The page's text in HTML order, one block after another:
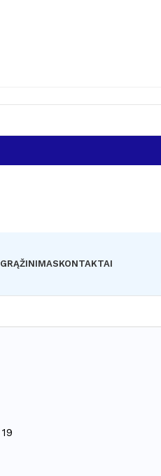
GRĄŽINIMASKONTAKTAI
19